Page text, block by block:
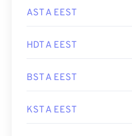
AST A EEST
HDT A EEST
BST A EEST
KST A EEST